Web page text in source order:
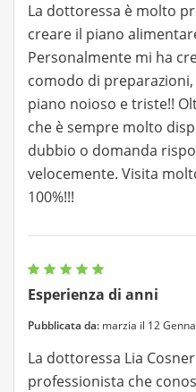
La dottoressa è molto
creare il piano
Personalmente mi ha
comodo di
piano noioso e triste!!
che è sempre molto
dubbio o domanda
velocemente. Visita
100%!!!
Esperienza di anni
Pubblicata da: marzia il 12
La dottoressa Lia
professionista che